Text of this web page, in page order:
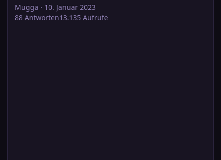
Mugga · 10. Januar 2023
88 Antworten13.135 Aufrufe